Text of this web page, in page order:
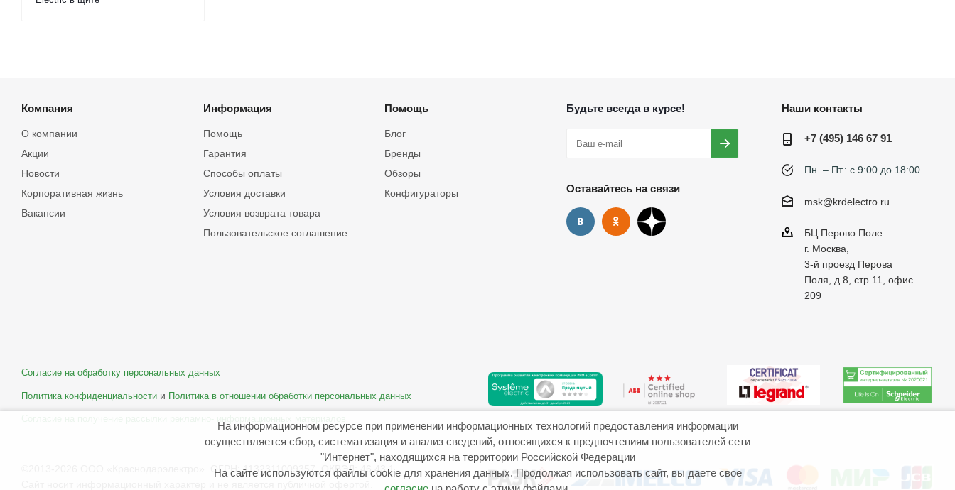
Компания
О компании
Акции
Новости
Корпоративная жизнь
Вакансии
Информация
Помощь
Гарантия
Способы оплаты
Условия доставки
Условия возврата товара
Пользовательское соглашение
Помощь
Блог
Бренды
Обзоры
Конфигураторы
Будьте всегда в курсе!
Оставайтесь на связи
Наши контакты
+7 (495) 146 67 91
Пн. – Пт.: с 9:00 до 18:00
msk@krdelectro.ru
БЦ Перово Поле
г. Москва,
3-й проезд Перова
Поля, д.8, стр.11, офис
209
Согласие на обработку персональных данных
Политика конфиденциальности и Политика в отношении обработки персональных данных
©2013-2026 ООО «Краснодарэлектро» ОГРН: 1132311009357 ОКВЭД: 46.43.1
На информационном ресурсе при применении информационных технологий предоставления информации
осуществляется сбор, систематизация и анализ сведений, относящихся к предпочтениям пользователей сети
"Интернет", находящихся на территории Российской Федерации
На сайте используются файлы cookie для хранения данных. Продолжая использовать сайт, вы даете свое